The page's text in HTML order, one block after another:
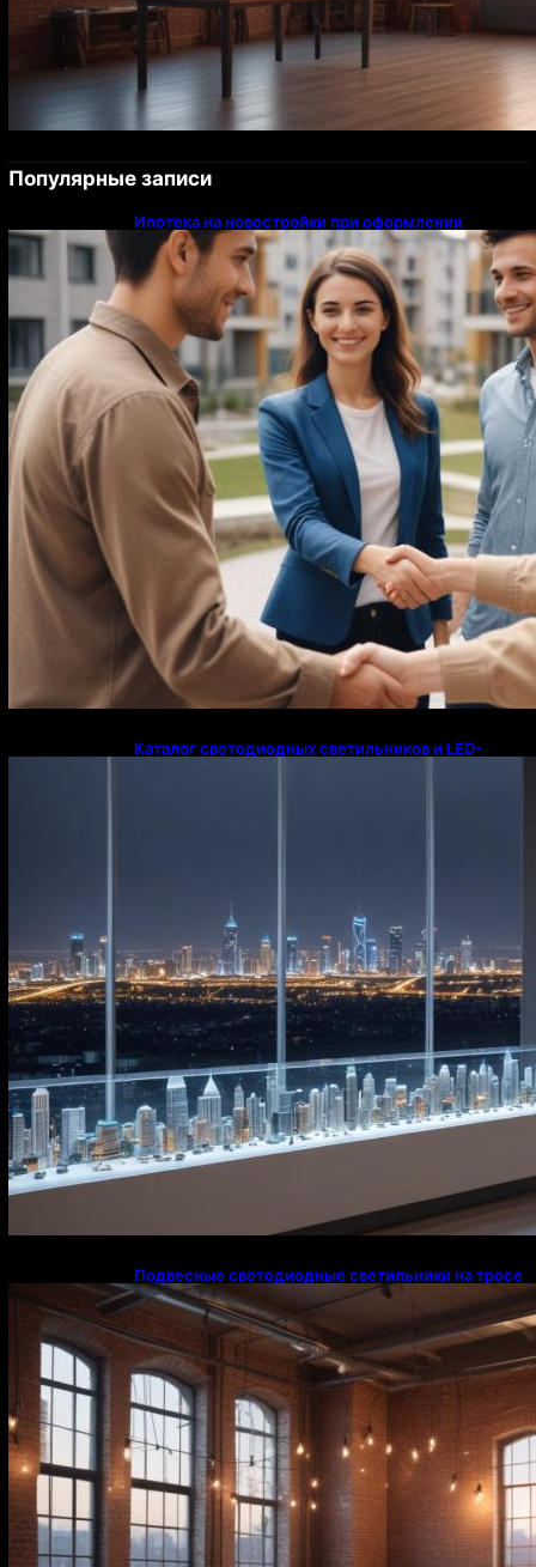
Популярные записи
Ипотека на новостройки при оформлении
напрямую у застройщика
Каталог светодиодных светильников и LED-
Подвесные светодиодные светильники на тросе